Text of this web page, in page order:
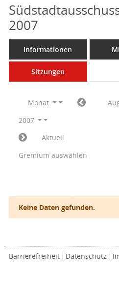
2007
Informationen
Sitzungen
Monat
2007
Aktuell
Gremium auswählen
Keine Daten gefunden.
Barrierefreiheit Datenschutz